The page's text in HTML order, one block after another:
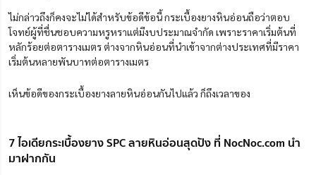
ไม่กล่าวถึงก็คงจะไม่ได้สำหรับข้อดีข้อนี้ กระเบื้องยางหินอ่อนถือว่าตอบ
โจทย์ผู้ที่ชื่นชอบความหรูหราแต่มีงบประมาณจำกัด เพราะราคาเริ่มต้นที่
หลักร้อยต่อตารางเมตร ต่างจากหินอ่อนที่นำเข้าจากต่างประเทศที่มีราคา
เริ่มต้นหลายพันบาทต่อตารางเมตร
เห็นข้อดีของกระเบื้องยางลายหินอ่อนกันไปแล้ว ก็ถึงเวลาของ
7 ไอเดียกระเบื้องยาง SPC ลายหินอ่อนสุดปัง ที่ NocNoc.com นำ
มาฝากกัน